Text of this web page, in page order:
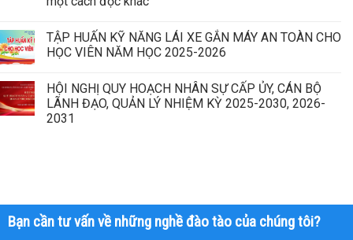
TẬP HUẤN KỸ NĂNG LÁI XE GẮN MÁY AN TOÀN CHO
HỌC VIÊN NĂM HỌC 2025-2026
HỘI NGHỊ QUY HOẠCH NHÂN SỰ CẤP ỦY, CÁN BỘ
LÃNH ĐẠO, QUẢN LÝ NHIỆM KỲ 2025-2030, 2026-
2031
Bạn cần tư vấn về những nghề đào tào của chúng tôi?